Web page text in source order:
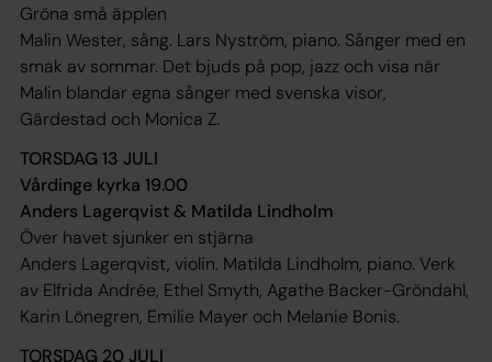
Gröna små äpplen
Malin Wester, sång. Lars Nyström, piano. Sånger med en
smak av sommar. Det bjuds på pop, jazz och visa när
Malin blandar egna sånger med svenska visor,
Gärdestad och Monica Z.
TORSDAG 13 JULI
Vårdinge kyrka 19.00
Anders Lagerqvist & Matilda Lindholm
Över havet sjunker en stjärna
Anders Lagerqvist, violin. Matilda Lindholm, piano. Verk
av Elfrida Andrée, Ethel Smyth, Agathe Backer-Gröndahl,
Karin Lönegren, Emilie Mayer och Melanie Bonis.
TORSDAG 20 JULI